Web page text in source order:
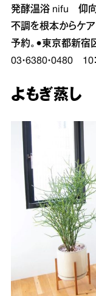
発酵温浴 nifu 仰向
不調を根本からケ
予約。●東京都新宿
03・6380・0480 10
よもぎ蒸し